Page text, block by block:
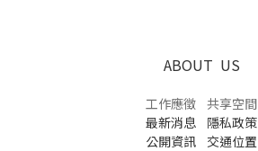
ABOUT US
工作應徵 共享空間
最新消息
隱私政策
公開資訊
交通位置